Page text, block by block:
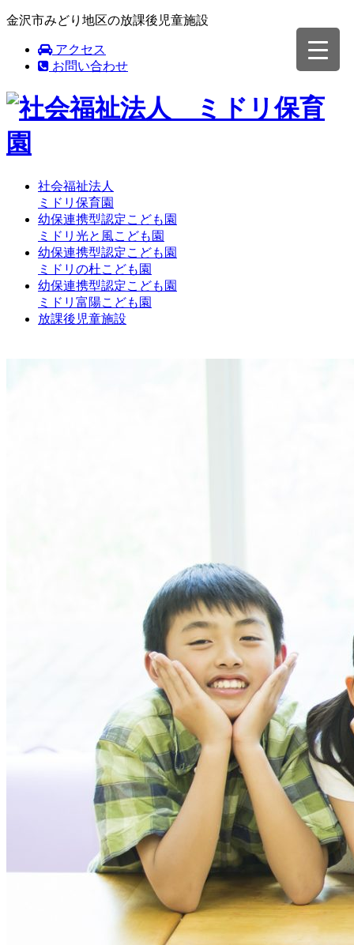
金沢市みどり地区の放課後児童施設
アクセス
お問い合わせ
社会福祉法人
ミドリ保育園
幼保連携型認定こども園
ミドリ光と風こども園
幼保連携型認定こども園
ミドリの杜こども園
幼保連携型認定こども園
ミドリ富陽こども園
放課後児童施設